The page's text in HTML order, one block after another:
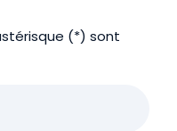
(*) sont